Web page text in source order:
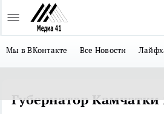
Мы в ВКонтакте Все Новости
Губернатор